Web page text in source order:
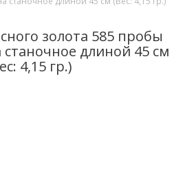
золота 585 пробы
длиной 45 см
4,15 гр.)